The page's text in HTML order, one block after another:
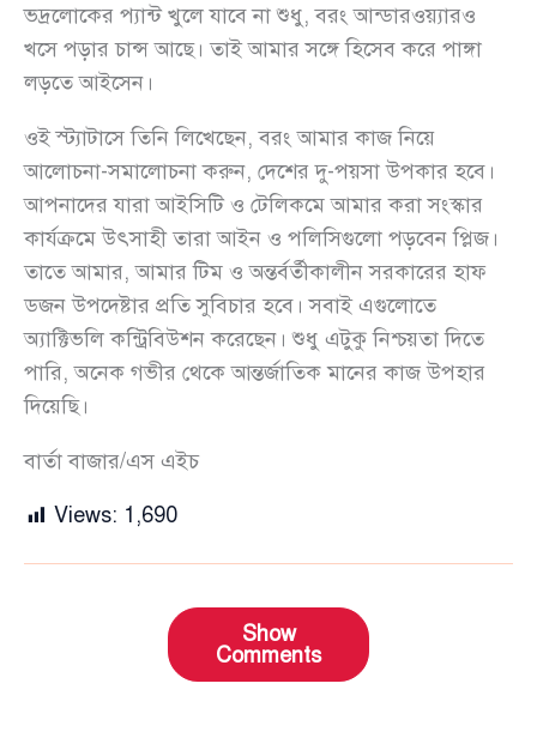
ভদ্রলোকের প্যান্ট খুলে যাবে না শুধু, বরং আন্ডারওয়্যারও
খসে পড়ার চান্স আছে। তাই আমার সঙ্গে হিসেব করে পাঙ্গা
লড়তে আইসেন।
ওই স্ট্যাটাসে তিনি লিখেছেন, বরং আমার কাজ নিয়ে
আলোচনা-সমালোচনা করুন, দেশের দু-পয়সা উপকার হবে।
আপনাদের যারা আইসিটি ও টেলিকমে আমার করা সংস্কার
কার্যক্রমে উৎসাহী তারা আইন ও পলিসিগুলো পড়বেন প্লিজ।
তাতে আমার, আমার টিম ও অন্তর্বর্তীকালীন সরকারের হাফ
ডজন উপদেষ্টার প্রতি সুবিচার হবে। সবাই এগুলোতে
অ্যাক্টিভলি কন্ট্রিবিউশন করেছেন। শুধু এটুকু নিশ্চয়তা দিতে
পারি, অনেক গভীর থেকে আন্তর্জাতিক মানের কাজ উপহার
দিয়েছি।
বার্তা বাজার/এস এইচ
Views: 1,690
Show
Comments